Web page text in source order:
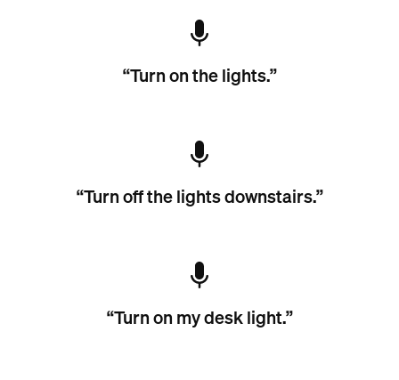
“Turn on the lights.”
“Turn off the lights downstairs.”
“Turn on my desk light.”